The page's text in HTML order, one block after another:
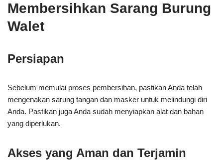
Membersihkan Sarang Burung
Walet
Persiapan
Sebelum memulai proses pembersihan, pastikan Anda telah
mengenakan sarung tangan dan masker untuk melindungi diri
Anda. Pastikan juga Anda sudah menyiapkan alat dan bahan
yang diperlukan.
Akses yang Aman dan Terjamin